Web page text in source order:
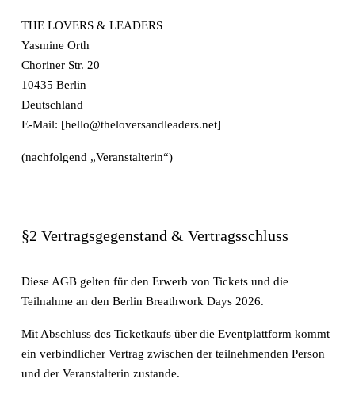
THE LOVERS & LEADERS
Yasmine Orth
Choriner Str. 20
10435 Berlin
Deutschland
E-Mail: [hello@theloversandleaders.net]
(nachfolgend „Veranstalterin“)
§2 Vertragsgegenstand & Vertragsschluss
Diese AGB gelten für den Erwerb von Tickets und die
Teilnahme an den Berlin Breathwork Days 2026.
Mit Abschluss des Ticketkaufs über die Eventplattform kommt
ein verbindlicher Vertrag zwischen der teilnehmenden Person
und der Veranstalterin zustande.